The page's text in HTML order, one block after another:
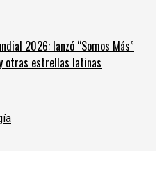
2026: lanzó “Somos Más”
otras estrellas latinas